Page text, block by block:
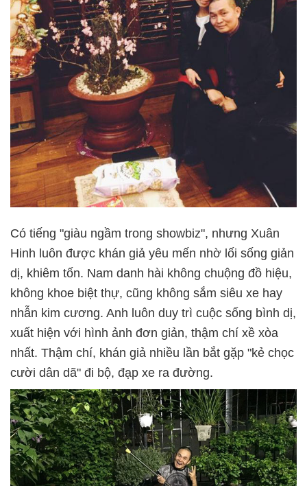
Có tiếng "giàu ngầm trong showbiz", nhưng Xuân
Hinh luôn được khán giả yêu mến nhờ lối sống giản
dị, khiêm tốn. Nam danh hài không chuộng đồ hiệu,
không khoe biệt thự, cũng không sắm siêu xe hay
nhẫn kim cương. Anh luôn duy trì cuộc sống bình dị,
xuất hiện với hình ảnh đơn giản, thậm chí xề xòa
nhất. Thậm chí, khán giả nhiều lần bắt gặp "kẻ chọc
cười dân dã" đi bộ, đạp xe ra đường.